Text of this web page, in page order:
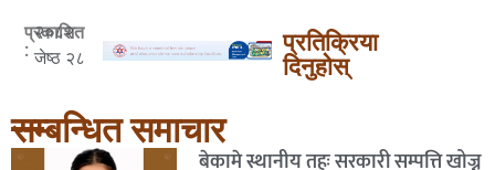
प्रकाशित
:
२०८२
जेष्ठ २८
प्रतिक्रिया
दिनुहोस्
सम्बन्धित समाचार
बेकामे स्थानीय तहः सरकारी सम्पत्ति खोज्न